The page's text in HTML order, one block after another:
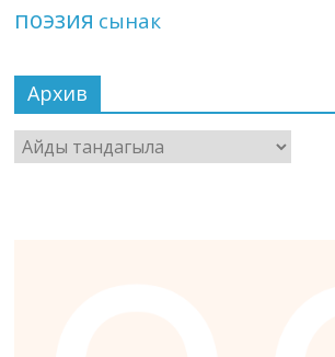
поэзия сынак
Архив
Архив